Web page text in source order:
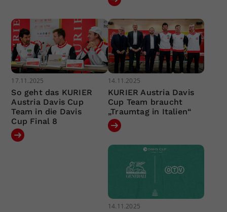
17.11.2025
So geht das KURIER
Austria Davis Cup
Team in die Davis
Cup Final 8
14.11.2025
KURIER Austria Davis
Cup Team braucht
„Traumtag in Italien“
14.11.2025